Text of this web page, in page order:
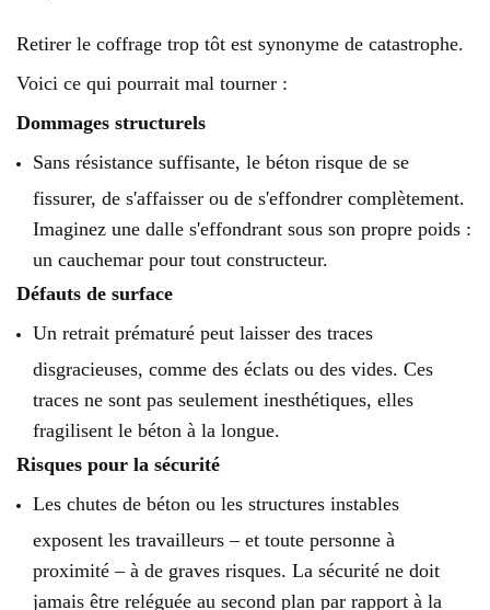
Retirer le coffrage trop tôt est synonyme de catastrophe.
Voici ce qui pourrait mal tourner :
Dommages structurels
Sans résistance suffisante, le béton risque de se
fissurer, de s'affaisser ou de s'effondrer complètement.
Imaginez une dalle s'effondrant sous son propre poids :
un cauchemar pour tout constructeur.
Défauts de surface
Un retrait prématuré peut laisser des traces
disgracieuses, comme des éclats ou des vides. Ces
traces ne sont pas seulement inesthétiques, elles
fragilisent le béton à la longue.
Risques pour la sécurité
Les chutes de béton ou les structures instables
exposent les travailleurs – et toute personne à
proximité – à de graves risques. La sécurité ne doit
jamais être reléguée au second plan par rapport à la